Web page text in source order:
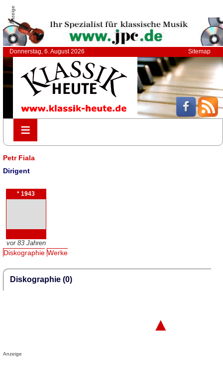
Anzeige
Donnerstag, 6. August 2026 Sitemap
≡
≡
Petr Fiala
Dirigent
* 1943
vor 83 Jahren
Diskographie Werke
Diskographie (0)
▲
Anzeige